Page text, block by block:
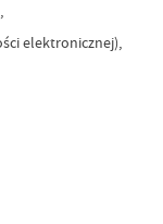
elektronicznej),